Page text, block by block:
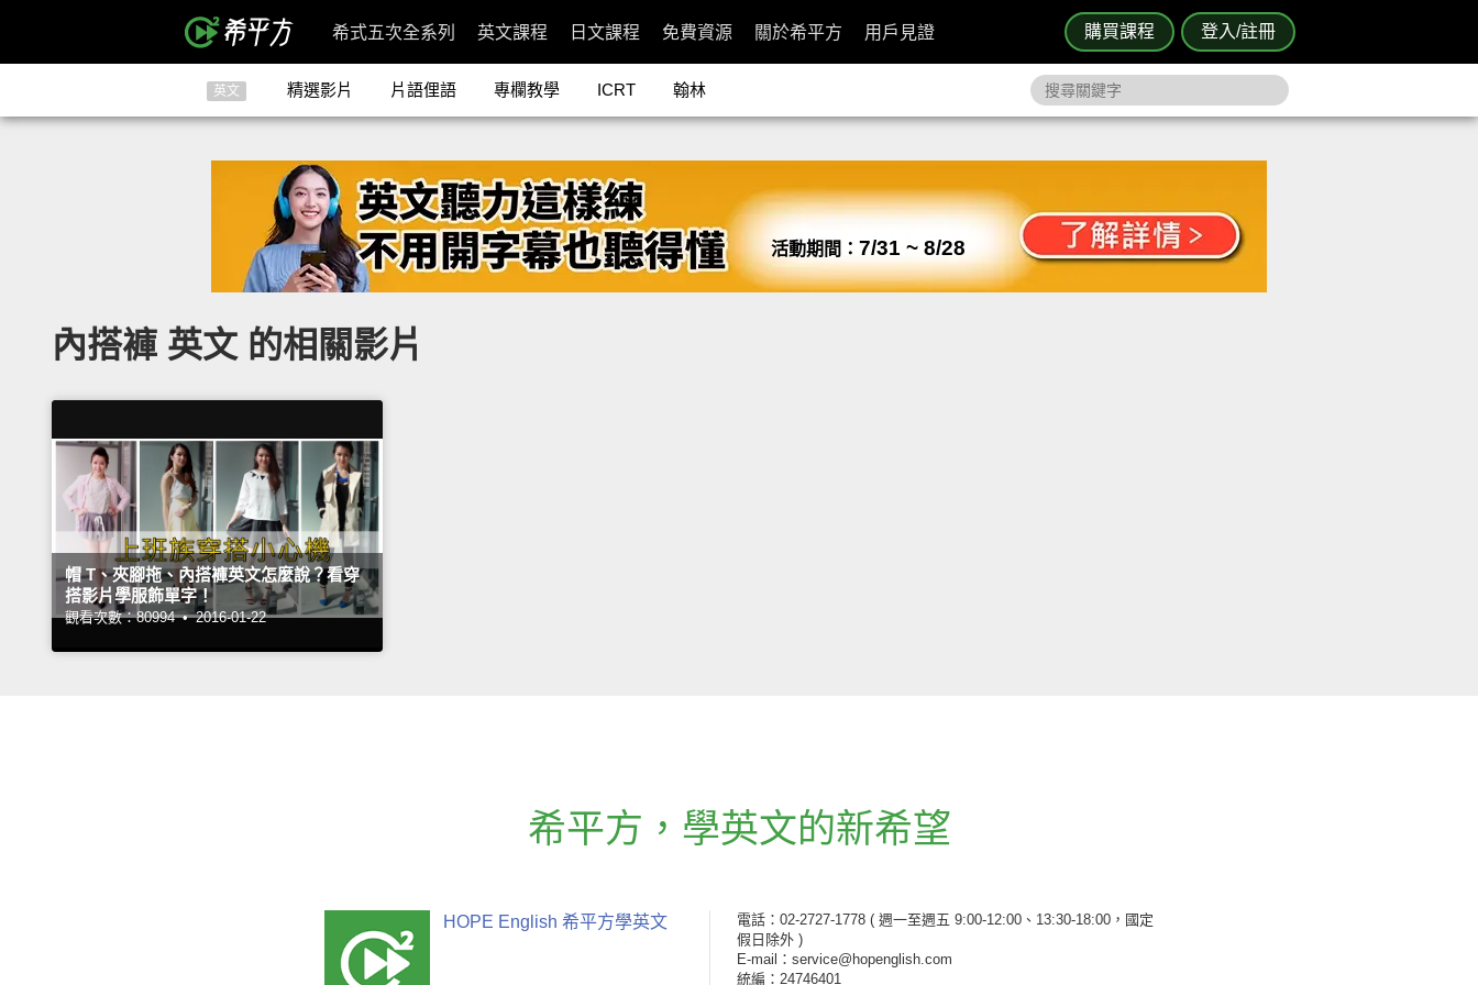
購買課程 登入/註冊
希式五次全系列 英文課程 日文課程 免費資源 關於希平方 用戶見證
英文 精選影片 片語俚語 專欄教學 ICRT 翰林
活動期間： 7/31 ~ 8/28
內搭褲 英文 的相關影片
帽 T、夾腳拖、內搭褲英文怎麼說？看穿
搭影片學服飾單字！
觀看次數：80994 • 2016-01-22
希平方 ， 學英文的新希望
HOPE English 希平方學英文 電話：02-2727-1778 ( 週一至週五 9:00-12:00、13:30-18:00，國定
假日除外 )
E-mail：service@hopenglish.com
統編：24746401